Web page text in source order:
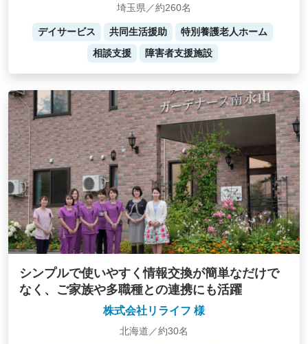
埼玉県／約260名
デイサービス 共同生活援助
特別養護老人ホーム
相談支援
障害者支援施設
シンプルで使いやすく情報交換が簡単なだけで
なく、ご家族や多職種との連携にも活躍
株式会社リライフ 様
北海道／約30名